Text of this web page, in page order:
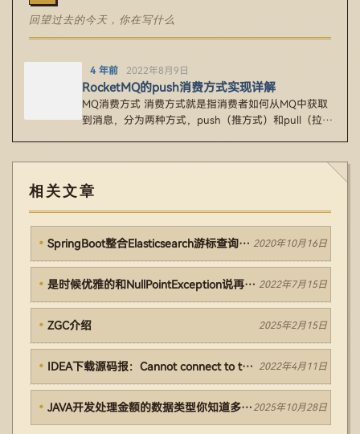
回望过去的今天，你在写什么
4 年前 2022年8月9日
RocketMQ的push消费方式实现详解
MQ消费方式 消费方式就是指消费者如何从MQ中获取
到消息，分为两种方式，push（推方式）和pull（拉方
相关文章
SpringBoot整合Elasticsearch游标查询（scroll） 2020年10月16日
是时候优雅的和NullPointException说再见了 2022年7月15日
ZGC介绍 2025年2月15日
IDEA下载源码报：Cannot connect to the Maven process. Try again later. 2022年4月11日
JAVA开发处理金额的数据类型你知道多少？2025年10月28日